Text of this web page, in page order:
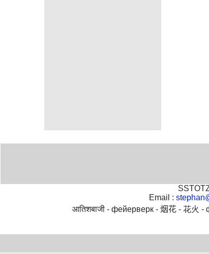
Email :
आतिशबाजी - фейерверк - 烟花 - 花火 -